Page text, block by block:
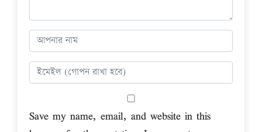
Save my name, email, and website in this